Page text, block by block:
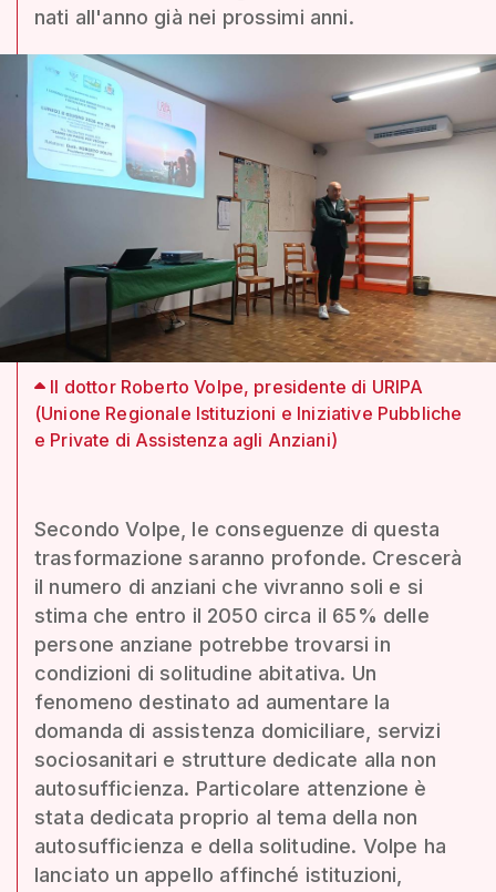
nati all'anno già nei prossimi anni.
Il dottor Roberto Volpe, presidente di URIPA
(Unione Regionale Istituzioni e Iniziative Pubbliche
e Private di Assistenza agli Anziani)
Secondo Volpe, le conseguenze di questa
trasformazione saranno profonde. Crescerà
il numero di anziani che vivranno soli e si
stima che entro il 2050 circa il 65% delle
persone anziane potrebbe trovarsi in
condizioni di solitudine abitativa. Un
fenomeno destinato ad aumentare la
domanda di assistenza domiciliare, servizi
sociosanitari e strutture dedicate alla non
autosufficienza. Particolare attenzione è
stata dedicata proprio al tema della non
autosufficienza e della solitudine. Volpe ha
lanciato un appello affinché istituzioni,